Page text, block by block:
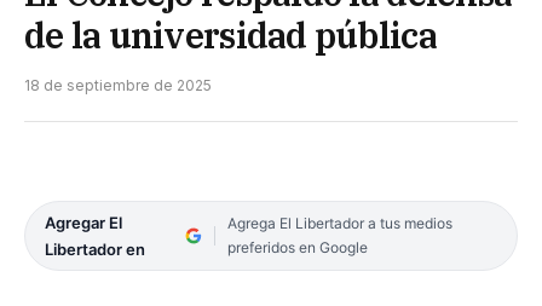
de la universidad pública
18 de septiembre de 2025
Agregar El
Libertador en
Agrega El Libertador a tus medios
preferidos en Google